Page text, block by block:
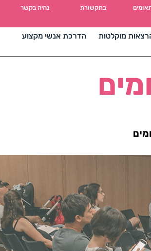
הדרכת אנשי מקצוע
נהיה בקשר בתקשורת
מוקלטות